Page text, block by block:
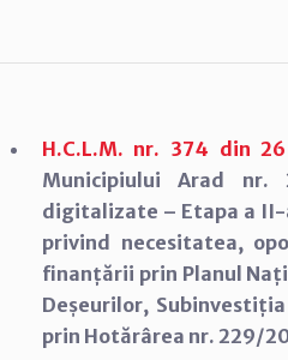
H.C.L.M. nr. 374 din
Municipiului Arad nr.
digitalizate – Etapa a
privind necesitatea,
finanțării prin Planul
Deșeurilor,
prin Hotărârea nr. 229/